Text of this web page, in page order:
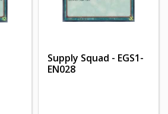
Supply Squad - EGS1-
EN028